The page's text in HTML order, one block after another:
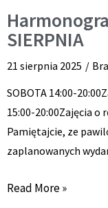
SIERPNIA
21 sierpnia 2025
SOBOTA 14:00-
15:00-20:00Zajęcia
Pamiętajcie, ze
zaplanowanych
Read More »